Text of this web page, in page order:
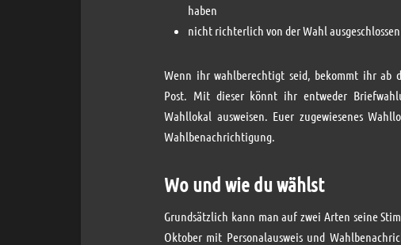
haben
nicht richterlich von der Wahl
Wenn ihr wahlberechtigt seid, bekommt ihr ab
Post. Mit dieser könnt ihr entweder
Wahllokal ausweisen. Euer zugewiesenes
Wahlbenachrichtigung.
Wo und wie du wählst
Grundsätzlich kann man auf zwei Arten seine
Oktober mit Personalausweis und